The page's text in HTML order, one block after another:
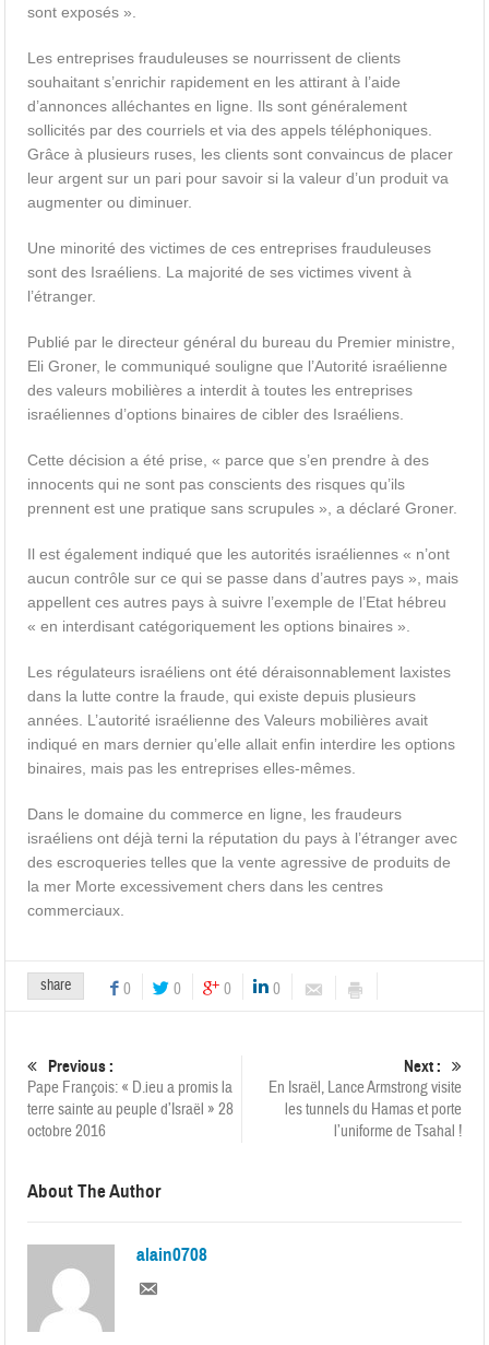
sont exposés ».
Les entreprises frauduleuses se nourrissent de clients
souhaitant s’enrichir rapidement en les attirant à l’aide
d’annonces alléchantes en ligne. Ils sont généralement
sollicités par des courriels et via des appels téléphoniques.
Grâce à plusieurs ruses, les clients sont convaincus de placer
leur argent sur un pari pour savoir si la valeur d’un produit va
augmenter ou diminuer.
Une minorité des victimes de ces entreprises frauduleuses
sont des Israéliens. La majorité de ses victimes vivent à
l’étranger.
Publié par le directeur général du bureau du Premier ministre,
Eli Groner, le communiqué souligne que l’Autorité israélienne
des valeurs mobilières a interdit à toutes les entreprises
israéliennes d’options binaires de cibler des Israéliens.
Cette décision a été prise, « parce que s’en prendre à des
innocents qui ne sont pas conscients des risques qu’ils
prennent est une pratique sans scrupules », a déclaré Groner.
Il est également indiqué que les autorités israéliennes « n’ont
aucun contrôle sur ce qui se passe dans d’autres pays », mais
appellent ces autres pays à suivre l’exemple de l’Etat hébreu
« en interdisant catégoriquement les options binaires ».
Les régulateurs israéliens ont été déraisonnablement laxistes
dans la lutte contre la fraude, qui existe depuis plusieurs
années. L’autorité israélienne des Valeurs mobilières avait
indiqué en mars dernier qu’elle allait enfin interdire les options
binaires, mais pas les entreprises elles-mêmes.
Dans le domaine du commerce en ligne, les fraudeurs
israéliens ont déjà terni la réputation du pays à l’étranger avec
des escroqueries telles que la vente agressive de produits de
la mer Morte excessivement chers dans les centres
commerciaux.
share 0 0 0 0
Previous :
Pape François: « D.ieu a promis la
terre sainte au peuple d’Israël » 28
octobre 2016
Next :
En Israël, Lance Armstrong visite
les tunnels du Hamas et porte
l’uniforme de Tsahal !
About The Author
alain0708